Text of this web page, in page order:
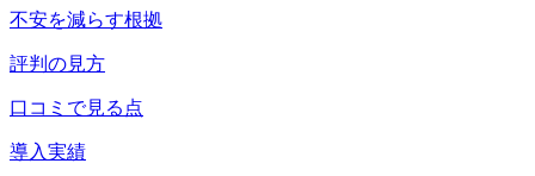
不安を減らす根拠
評判の見方
口コミで見る点
導入実績